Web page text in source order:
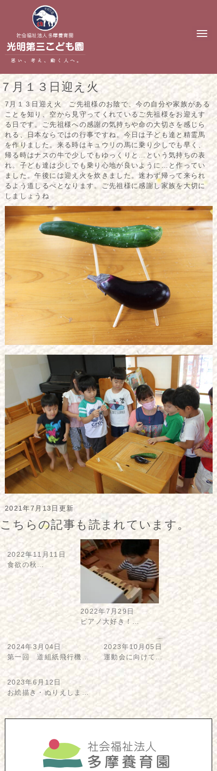
N
t
n
７月１３日迎え火
7月１３日迎え火 ご先祖様のお陰で、今の自分や家族がある
ことを知り、空から見守ってくれているご先祖様をお迎えす
る日です。ご先祖様への感謝の気持ちや命の大切さを感じら
れる、日本ならではの行事ですね。今日は子ども達と精霊馬
を作りました。来る時はキュウリの馬に乗り少しでも早く、
帰る時はナスの牛で少しでもゆっくりと…という気持ちの表
れ。子ども達は少しでも乗り心地が良いように…と作ってい
ました。午後には迎え火を炊きました。迷わず帰って来られ
るよう道しるべとなります。ご先祖様に感謝し家族を大切に
しましょうね
2021年7月13日更新
こちらの記事も読まれています。
2022年11月11日
食欲の秋…
2022年7月29日
ピアノ大好き！…
2024年3月04日
第一回 道組紙飛行機…
2023年10月05日
運動会に向けて…
2023年6月12日
お絵描き・ぬりえしま…